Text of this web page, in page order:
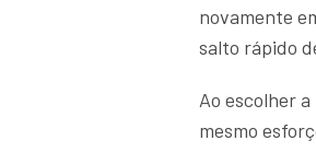
novamente
salto rápido
Ao escolher
mesmo